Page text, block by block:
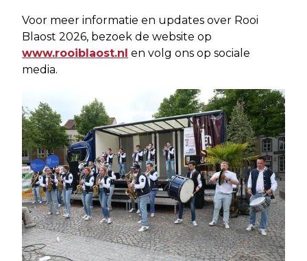
Voor meer informatie en updates over Rooi
Blaost 2026, bezoek de website op
www.rooiblaost.nl en volg ons op sociale
media.